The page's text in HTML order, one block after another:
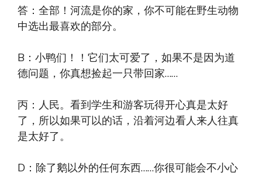
答：全部！河流是你的家，你不可能在野生动物
中选出最喜欢的部分。
B：小鸭们！！它们太可爱了，如果不是因为道
德问题，你真想捡起一只带回家……
丙：人民。看到学生和游客玩得开心真是太好
了，所以如果可以的话，沿着河边看人来人往真
是太好了。
D：除了鹅以外的任何东西……你很可能会不小心